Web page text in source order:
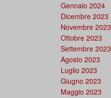
Gennaio 2024
Dicembre 2023
Novembre 2023
Ottobre 2023
Settembre 2023
Agosto 2023
Luglio 2023
Giugno 2023
Maggio 2023